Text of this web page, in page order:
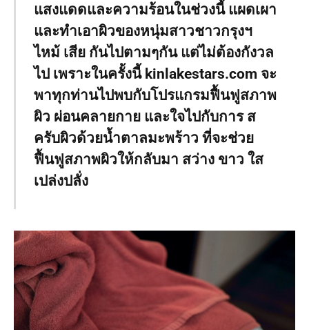
แสงแดดและความร้อนในช่วงนี้ แผดเผา
และทำเอาผิวของหนุ่มสาวชาวกรุงฯ
ไหม้ เสีย กันไปตามๆกัน แต่ไม่ต้องกังวล
ไป เพราะในครั้งนี้ kinlakestars.com จะ
พาทุกท่านไปพบกับโปรแกรมฟื้นฟูสภาพ
ผิว ผ่อนคลายกาย และใจไปกับการ ส
ครับผิวด้วยน้ำตาลมะพร้าว ที่จะช่วย
ฟื้นฟูสภาพผิวให้กลับมา สว่าง ขาว ใส
เปล่งปลั่ง